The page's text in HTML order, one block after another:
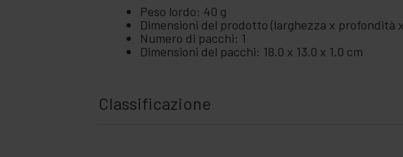
Peso lordo: 40 g
Dimensioni del prodotto (larghezza x profondità
Numero di pacchi: 1
Dimensioni del pacchi: 18.0 x 13.0 x 1.0 cm
Classificazione